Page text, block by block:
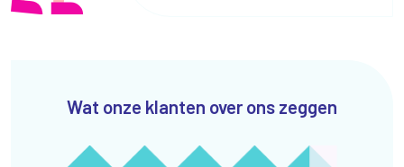
Wat onze klanten over ons zeggen